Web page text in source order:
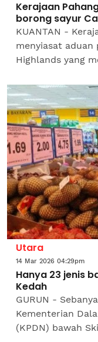
Kerajaan
borong sayur
KUANTAN -
menyiasat aduan
Highlands yang
sayuran tertentu
Utara
14 Mar 2026 04:29pm
Hanya 23 jenis
Kedah
GURUN -
Kementerian
(KPDN) bawah